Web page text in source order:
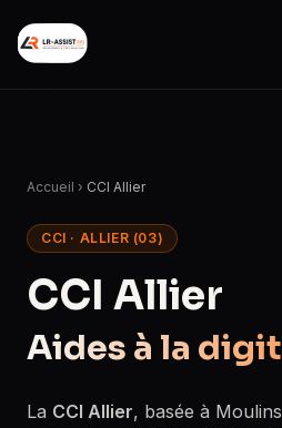
Accueil › CCI Allier
CCI · ALLIER (03)
CCI Allier
Aides à la
La CCI Allier, basée à